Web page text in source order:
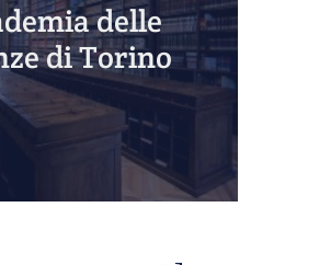
delle
di Torino